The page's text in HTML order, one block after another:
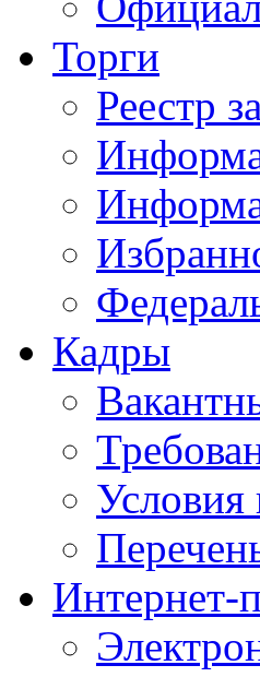
Торги
Реестр
Кадры
Условия
Интернет-